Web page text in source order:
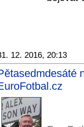
12. 2016, 20:13